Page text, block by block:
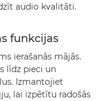
audio kvalitāti.
funkcijas
ierašanās mājās.
līdz pieci un
Izmantojiet
lai izpētītu radošās